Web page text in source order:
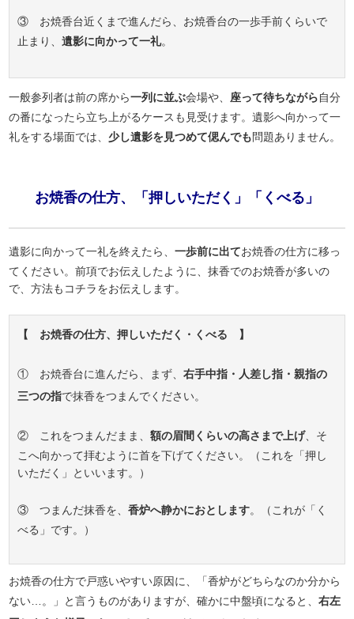
③ お焼香台近くまで進んだら、お焼香台の一歩手前くらいで
止まり、遺影に向かって一礼。
一般参列者は前の席から一列に並ぶ会場や、 座って待ちながら自分
の番になったら立ち上がるケースも見受けます。遺影へ向かって一
礼をする場面では、 少し遺影を見つめて偲んでも問題ありません。
お焼香の仕方、「押しいただく」「くべる」
遺影に向かって一礼を終えたら、一歩前に出てお焼香の仕方に移っ
てください。前項でお伝えしたように、抹香でのお焼香が多いの
で、方法もコチラをお伝えします。
【 お焼香の仕方、押しいただく・くべる 】
① お焼香台に進んだら、まず、右手中指・人差し指・親指の
三つの指で抹香をつまんでください。
② これをつまんだまま、額の眉間くらいの高さまで上げ、そ
こへ向かって拝むように首を下げてください。（これを「押し
いただく」といいます。）
③ つまんだ抹香を、香炉へ静かにおとします。（これが「く
べる」です。）
お焼香の仕方で戸惑いやすい原因に、「香炉がどちらなのか分から
ない…。」と言うものがありますが、確かに中盤頃になると、右左